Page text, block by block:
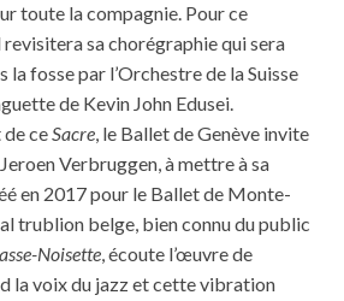
toute la compagnie. Pour ce
sa chorégraphie qui sera
la fosse par l’Orchestre de la Suisse
de Kevin John Edusei.
ceSacre, le Ballet de Genève invite
Verbruggen, à mettre à sa
en 2017 pour le Ballet de Monte-
trublion belge, bien connu du public
Noisette, écoute l’œuvre de
la voix du jazz et cette vibration